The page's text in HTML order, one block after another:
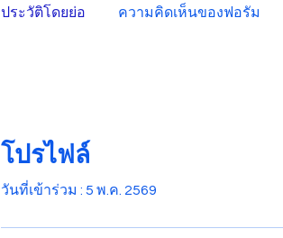
โปรไฟล์
วันที่เข้าร่วม : 5 พ.ค. 2569
ประวัติโดยย่อ ความคิดเห็นของฟอรัม